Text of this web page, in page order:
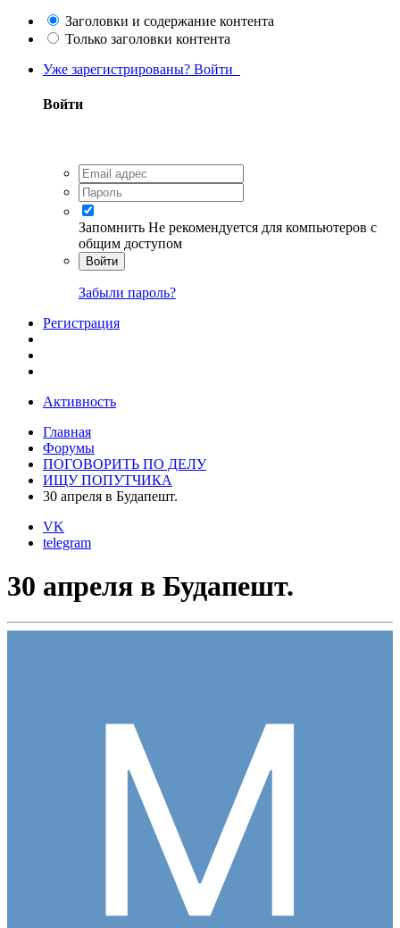
Заголовки и содержание контента
Только заголовки контента
Уже зарегистрированы? Войти
Войти
Запомнить Не рекомендуется для компьютеров с
общим доступом
Войти
Забыли пароль?
Регистрация
Активность
Главная
Форумы
ПОГОВОРИТЬ ПО ДЕЛУ
ИЩУ ПОПУТЧИКА
30 апреля в Будапешт.
VK
telegram
30 апреля в Будапешт.